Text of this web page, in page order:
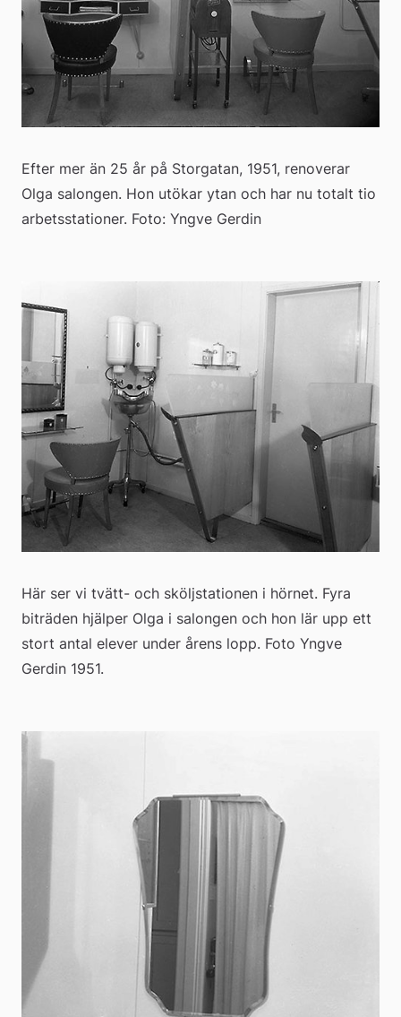
Efter mer än 25 år på Storgatan, 1951, renoverar
Olga salongen. Hon utökar ytan och har nu totalt tio
arbetsstationer. Foto: Yngve Gerdin
Här ser vi tvätt- och sköljstationen i hörnet. Fyra
biträden hjälper Olga i salongen och hon lär upp ett
stort antal elever under årens lopp. Foto Yngve
Gerdin 1951.